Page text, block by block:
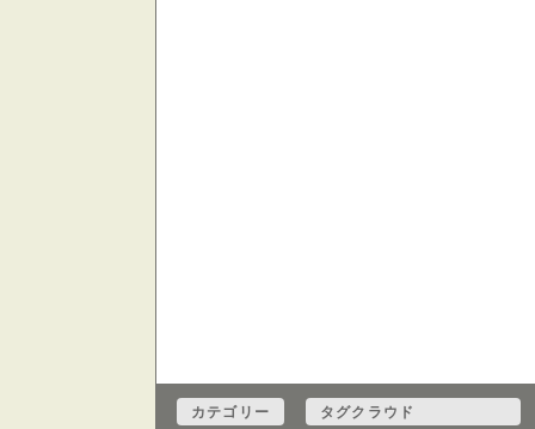
カテゴリー
タグクラウド